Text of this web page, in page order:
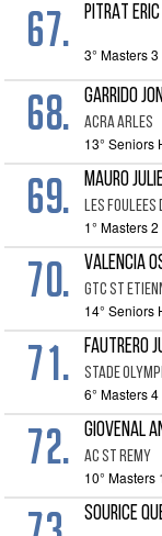
67. PITRAT ERIC
3° Masters
68. GARRIDO
ACRA ARLES
13° Seniors
69. MAURO
LES
1° Masters
70. VALENCIA
GTC ST
14° Seniors
71. FAUTRERO
STADE
6° Masters
72. GIOVENAL
AC ST REMY
10° Masters
SOURICE